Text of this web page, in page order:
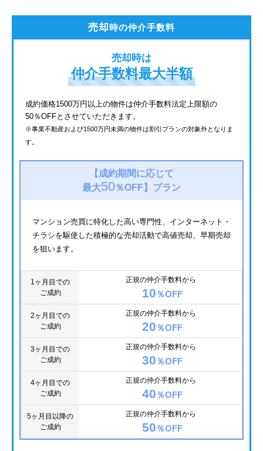
京成金町線
売却時の仲介手数料
売却時は
仲介手数料最大半額
成約価格1500万円以上の物件は仲介手数料法定上限額の
50％OFFとさせていただきます。
※事業不動産および1500万円未満の物件は割引プランの対象外となりま
す。
【成約期間に応じて
最大50％OFF】 プラン
マンション売買に特化した高い専門性、インターネット・
チラシを駆使した積極的な売却活動で高値売却、早期売却
を狙います。
1ヶ月目での
ご成約
正規の仲介手数料から
10 ％OFF
2ヶ月目での
ご成約
正規の仲介手数料から
20 ％OFF
3ヶ月目での
ご成約
正規の仲介手数料から
30 ％OFF
4ヶ月目での
ご成約
正規の仲介手数料から
40 ％OFF
5ヶ月目以降の
ご成約
正規の仲介手数料から
50 ％OFF